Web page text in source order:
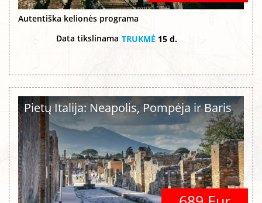
Autentiška kelionės programa
Data tikslinama TRUKMĖ 15 d.
Pietų Italija: Neapolis, Pompėja ir Baris